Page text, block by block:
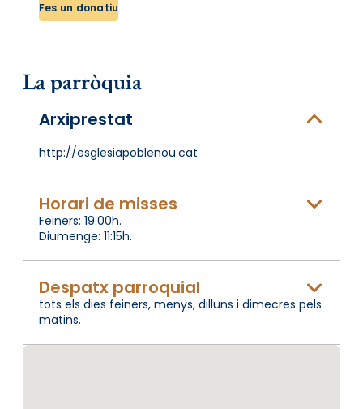
Fes un donatiu
La parròquia
Arxiprestat
http://esglesiapoblenou.cat
Horari de misses
Feiners: 19:00h.
Diumenge: 11:15h.
Despatx parroquial
tots els dies feiners, menys, dilluns i dimecres pels
matins.